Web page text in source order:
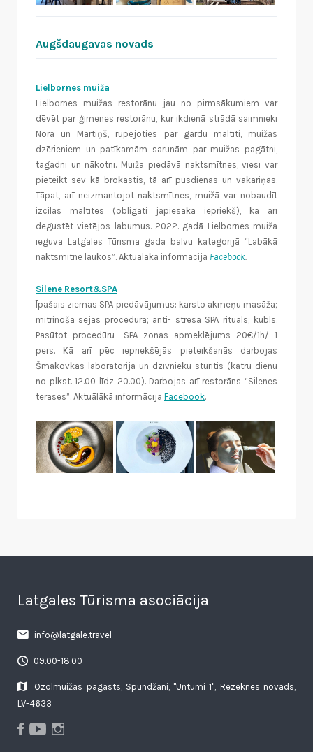
Augšdaugavas novads
Lielbornes muiža
Lielbornes muižas restorānu jau no pirmsākumiem var
dēvēt par ģimenes restorānu, kur ikdienā strādā saimnieki
Nora un Mārtiņš, rūpējoties par gardu maltīti, muižas
dzērieniem un patīkamām sarunām par muižas pagātni,
tagadni un nākotni. Muiža piedāvā naktsmītnes, viesi var
pieteikt sev kā brokastis, tā arī pusdienas un vakariņas.
Tāpat, arī neizmantojot naktsmītnes, muižā var nobaudīt
izcilas maltītes (obligāti jāpiesaka iepriekš), kā arī
degustēt vietējos labumus. 2022. gadā Lielbornes muiža
ieguva Latgales Tūrisma gada balvu kategorijā “Labākā
naktsmītne laukos”. Aktuālākā informācija Facebook.
Silene Resort&SPA
Īpašais ziemas SPA piedāvājumus: karsto akmeņu masāža;
mitrinoša sejas procedūra; anti- stresa SPA rituāls; kubls.
Pasūtot procedūru- SPA zonas apmeklējums 20€/1h/ 1
pers. Kā arī pēc iepriekšējās pieteikšanās darbojas
Šmakovkas laboratorija un dzīvnieku stūrītis (katru dienu
no plkst. 12.00 līdz 20.00). Darbojas arī restorāns “Silenes
terases”. Aktuālākā informācija Facebook.
Latgales Tūrisma asociācija
info@latgale.travel
09.00-18.00
Ozolmuižas pagasts, Spundžāni, "Untumi 1", Rēzeknes novads,
LV-4633